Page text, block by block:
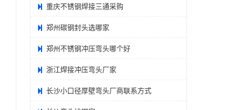
重庆不锈钢焊接三通采购
郑州碳钢封头选哪家
郑州不锈钢冲压弯头哪个好
浙江焊接冲压弯头厂家
长沙小口径厚壁弯头厂商联系方式